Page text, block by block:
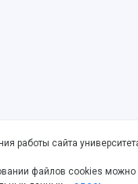
работы сайта
файлов cookies можно